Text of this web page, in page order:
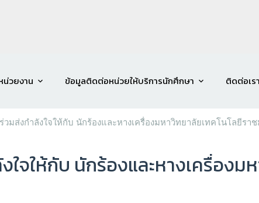
วยงาน ข้อมูลติดต่อหน่วยให้บริการนักศึกษา ติดต่อเรา
มส่งกำลังใจให้กับ นักร้องและหางเครื่องมหาวิทยาลัยเทคโนโลยีรา
จให้กับ นักร้องและหางเครื่องม